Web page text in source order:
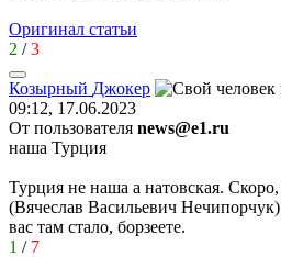
Оригинал статьи
2 /3
Козырный Джокер
09:12, 17.06.2023
От пользователя news@e1.ru
наша Турция
Турция не наша а натовская.
(Вячеслав Васильевич
вас там стало, борзеете.
1 / 7